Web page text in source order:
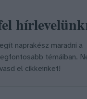
naprakész maradni a
témáiban.
el cikkeinket!